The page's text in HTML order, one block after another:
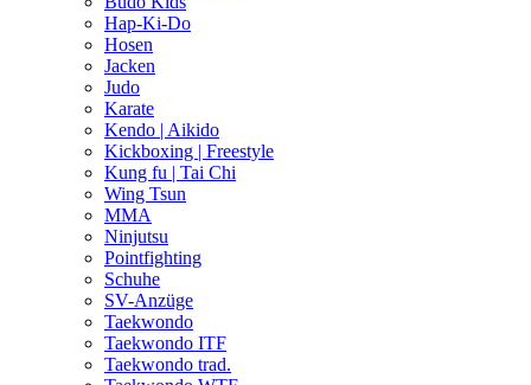
Hap-Ki-Do
Hosen
Jacken
Judo
Karate
Kendo | Aikido
Kickboxing | Freestyle
Kung fu | Tai Chi
Wing Tsun
MMA
Ninjutsu
Pointfighting
Schuhe
SV-Anzüge
Taekwondo
Taekwondo ITF
Taekwondo trad.